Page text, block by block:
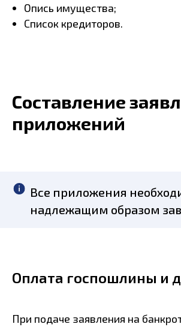
Опись имущества;
Список кредиторов.
Составление
приложений
Все приложения
надлежащим образом
Оплата госпошлины и
При подаче заявления на